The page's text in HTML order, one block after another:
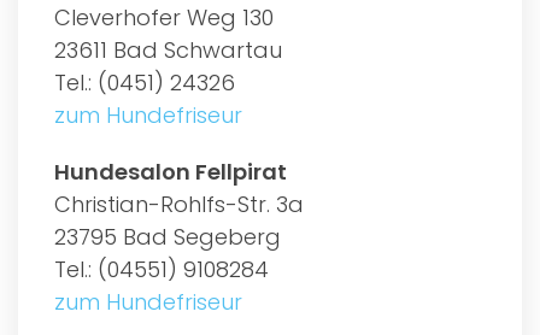
Cleverhofer Weg 130
23611 Bad Schwartau
Tel.: (0451) 24326
zum Hundefriseur
Hundesalon Fellpirat
Christian-Rohlfs-Str. 3a
23795 Bad Segeberg
Tel.: (04551) 9108284
zum Hundefriseur